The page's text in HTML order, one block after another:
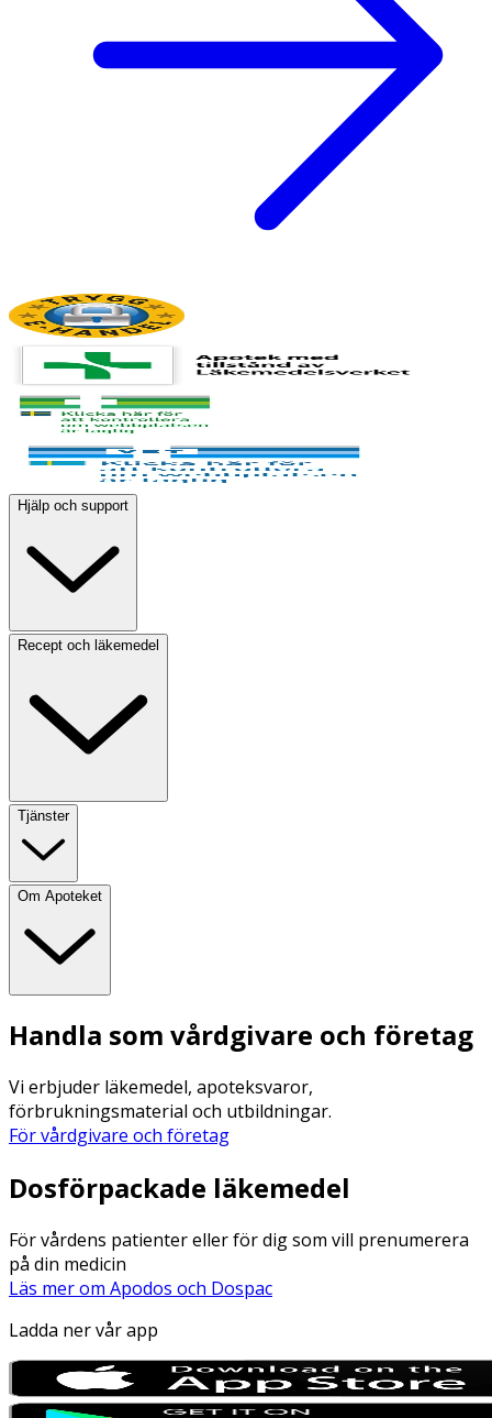
Hjälp och support
Recept och läkemedel
Tjänster
Om Apoteket
Handla som vårdgivare och företag
Vi erbjuder läkemedel, apoteksvaror,
förbrukningsmaterial och utbildningar.
För vårdgivare och företag
Dosförpackade läkemedel
För vårdens patienter eller för dig som vill prenumerera
på din medicin
Läs mer om Apodos och Dospac
Ladda ner vår app